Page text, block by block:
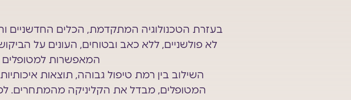
לא פולשניים, ללא כאב ובטוחים, העונים על
המאפשרות למטופלים
השילוב בין רמת טיפול גבוהה, תוצאות
המטופלים, מבדל את הקליניקה מהמתחרים.